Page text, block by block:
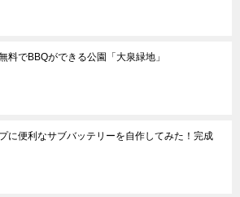
料でBBQができる公園「大泉緑地」
に便利なサブバッテリーを自作してみた！完成